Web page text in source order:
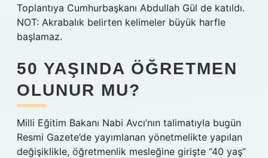
Toplantıya Cumhurbaşkanı Abdullah Gül de katıldı.
NOT: Akrabalık belirten kelimeler büyük harfle
başlamaz.
50 YAŞINDA ÖĞRETMEN
OLUNUR MU?
Milli Eğitim Bakanı Nabi Avcı’nın talimatıyla bugün
Resmi Gazete’de yayımlanan yönetmelikte yapılan
değişiklikle, öğretmenlik mesleğine girişte “40 yaş”